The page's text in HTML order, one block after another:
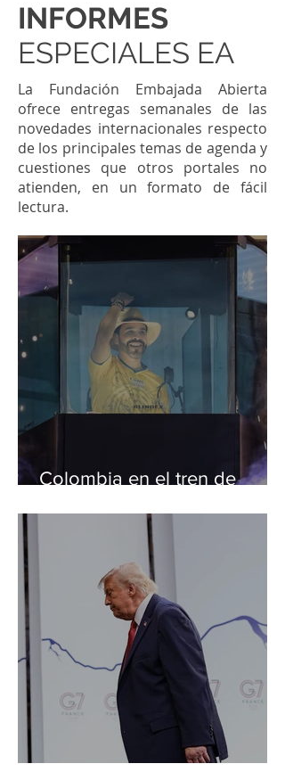
La Fundación Embajada Abierta
ofrece entregas semanales de las
novedades internacionales respecto
de los principales temas de agenda y
cuestiones que otros portales no
atienden, en un formato de fácil
lectura.
INFORMES
ESPECIALES EA
Colombia en el tren de